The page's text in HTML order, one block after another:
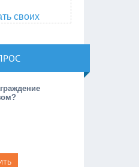
своих